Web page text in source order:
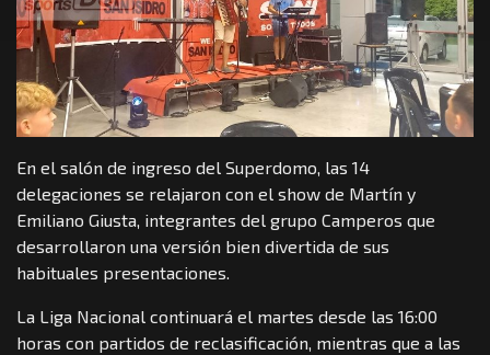
En el salón de ingreso del Superdomo, las 14
delegaciones se relajaron con el show de Martín y
Emiliano Giusta, integrantes del grupo Camperos que
desarrollaron una versión bien divertida de sus
habituales presentaciones.
La Liga Nacional continuará el martes desde las 16:00
horas con partidos de reclasificación, mientras que a las